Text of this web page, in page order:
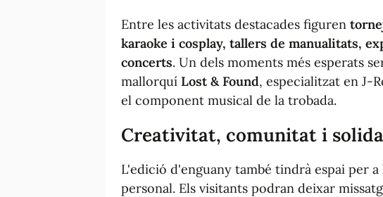
Entre les activitats destacades figuren
karaoke i cosplay, tallers de manualitats,
concerts. Un dels moments més esperats
mallorquí Lost & Found, especialitzat en J-
el component musical de la trobada.
Creativitat, comunitat i
L'edició d'enguany també tindrà espai per
personal. Els visitants podran deixar